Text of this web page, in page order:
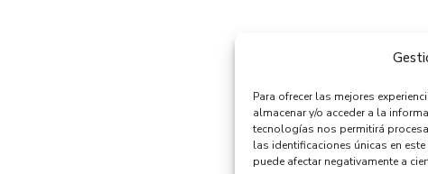
Para ofrecer las mejores
almacenar y/o acceder a la
tecnologías nos permitirá
las identificaciones únicas en
puede afectar negativamente a